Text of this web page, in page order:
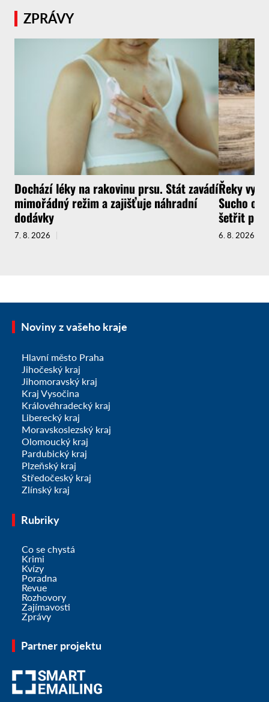
ZPRÁVY
Dochází léky na rakovinu prsu. Stát zavádí
mimořádný režim a zajišťuje náhradní
dodávky
7. 8. 2026
Řeky
Sucho
šetřit
6. 8. 2026
Noviny z vašeho kraje
Hlavní město Praha
Jihočeský kraj
Jihomoravský kraj
Kraj Vysočina
Královéhradecký kraj
Liberecký kraj
Moravskoslezský kraj
Olomoucký kraj
Pardubický kraj
Plzeňský kraj
Středočeský kraj
Zlínský kraj
Rubriky
Co se chystá
Krimi
Kvízy
Poradna
Revue
Rozhovory
Zajímavosti
Zprávy
Partner projektu